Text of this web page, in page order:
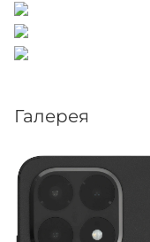
Галерея